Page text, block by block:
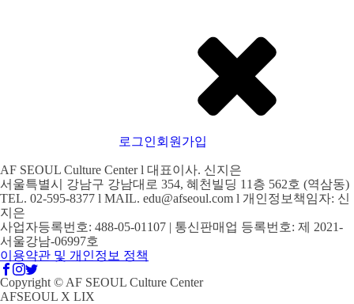
로그인회원가입
AF SEOUL Culture Center l 대표이사. 신지은
서울특별시 강남구 강남대로 354, 혜천빌딩 11층 562호 (역삼동)
TEL. 02-595-8377 l MAIL. edu@afseoul.com l 개인정보책임자: 신
지은
사업자등록번호: 488-05-01107 | 통신판매업 등록번호: 제 2021-
서울강남-06997호
이용약관 및 개인정보 정책
Copyright © AF SEOUL Culture Center
AFSEOUL X LIX